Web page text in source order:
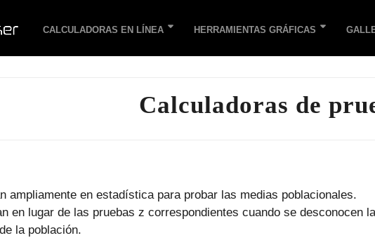
CALCULADORAS EN LÍNEA HERRAMIENTAS GRÁFICAS
Calculadoras de
ampliamente en estadística para probar las medias poblacionales.
en lugar de las pruebas z correspondientes cuando se desconocen
la población.